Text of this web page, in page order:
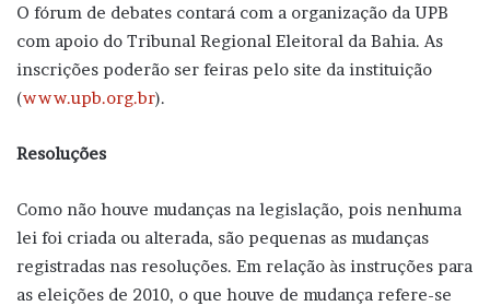
O fórum de debates contará com a organização da UPB
com apoio do Tribunal Regional Eleitoral da Bahia. As
inscrições poderão ser feiras pelo site da instituição
(www.upb.org.br).
Resoluções
Como não houve mudanças na legislação, pois nenhuma
lei foi criada ou alterada, são pequenas as mudanças
registradas nas resoluções. Em relação às instruções para
as eleições de 2010, o que houve de mudança refere-se